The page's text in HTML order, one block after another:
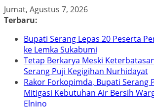
Skip
to
Jumat, Agustus 7, 2026
Terbaru:
Bupati Serang Lepas 20 Peserta
ke Lemka Sukabumi
Tetap Berkarya Meski
Serang Puji Kegigihan Nurhidayat
Rakor Forkopimda, Bupati Serang
Mitigasi Kebutuhan Air Bersih
Elnino